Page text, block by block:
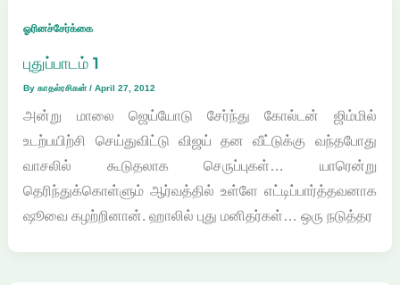
ஓரினச்சேர்க்கை
புதுப்பாடம் 1
Byகாதல்ரசிகன்/April 27, 2012
அன்று மாலை ஜெய்யோடு சேர்ந்து கோல்டன் ஜிம்மில்
உடற்பயிற்சி செய்துவிட்டு விஜய் தன வீட்டுக்கு வந்தபோது
வாசலில் கூடுதலாக செருப்புகள்… யாரென்று
தெரிந்துக்கொள்ளும் ஆர்வத்தில் உள்ளே எட்டிப்பார்த்தவனாக
ஷூவை கழற்றினான். ஹாலில் புது மனிதர்கள்… ஒரு நடுத்தர